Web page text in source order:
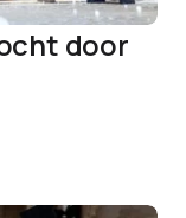
door